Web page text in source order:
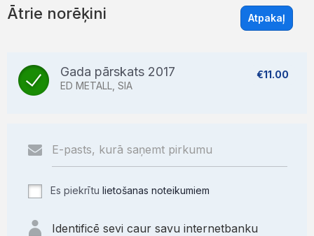
Ātrie norēķini Atpakaļ
Gada pārskats 2017
ED METALL, SIA
€11.00
Es piekrītu lietošanas noteikumiem
Identificē sevi caur savu internetbanku